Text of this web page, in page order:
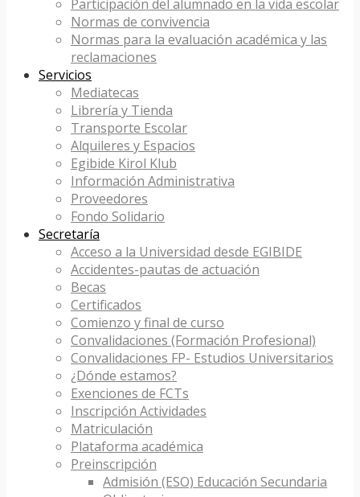
Participación del alumnado en la vida escolar
Normas de convivencia
Normas para la evaluación académica y las
reclamaciones
Servicios
Mediatecas
Librería y Tienda
Transporte Escolar
Alquileres y Espacios
Egibide Kirol Klub
Información Administrativa
Proveedores
Fondo Solidario
Secretaría
Acceso a la Universidad desde EGIBIDE
Accidentes-pautas de actuación
Becas
Certificados
Comienzo y final de curso
Convalidaciones (Formación Profesional)
Convalidaciones FP- Estudios Universitarios
¿Dónde estamos?
Exenciones de FCTs
Inscripción Actividades
Matriculación
Plataforma académica
Preinscripción
Admisión (ESO) Educación Secundaria